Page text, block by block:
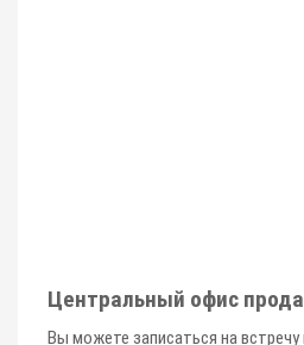
Центральный офис
Вы можете записаться на